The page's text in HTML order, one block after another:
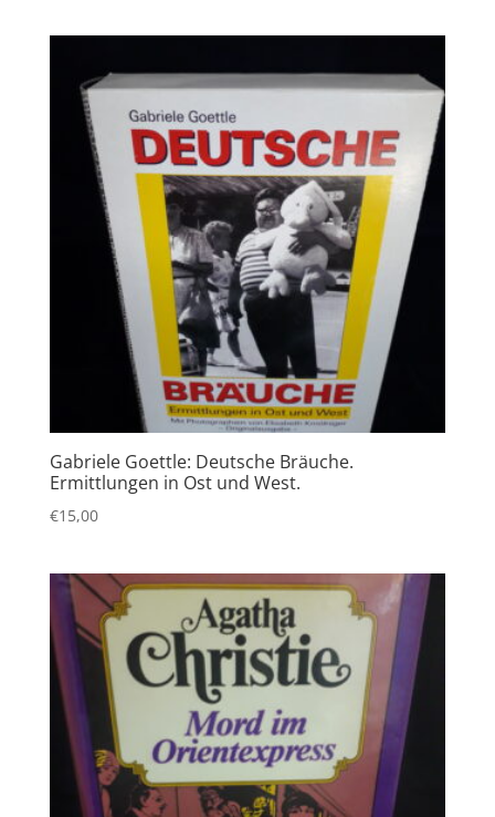
Gabriele Goettle: Deutsche Bräuche.
Ermittlungen in Ost und West.
€15,00